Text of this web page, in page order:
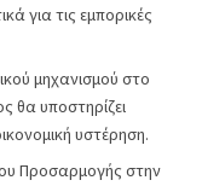
για τις εμπορικές
μηχανισμού στο
θα υποστηρίζει
υστέρηση.
Προσαρμογής στην